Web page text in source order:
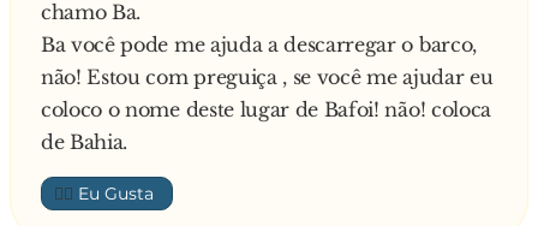
chamo Ba.
Ba você pode me ajuda a descarregar o barco,
não! Estou com preguiça , se você me ajudar eu
coloco o nome deste lugar de Bafoi! não! coloca
de Bahia.
👍🏼